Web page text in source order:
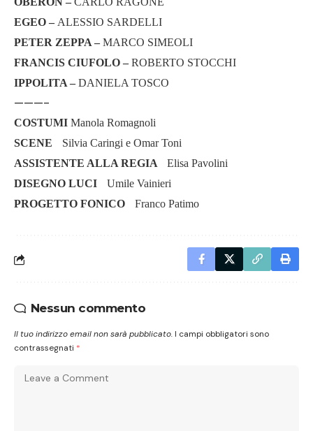
EGEO – ALESSIO SARDELLI
PETER ZEPPA – MARCO SIMEOLI
FRANCIS CIUFOLO – ROBERTO STOCCHI
IPPOLITA – DANIELA TOSCO
———-
COSTUMI Manola Romagnoli
SCENE Silvia Caringi e Omar Toni
ASSISTENTE ALLA REGIA
Elisa Pavolini
DISEGNO LUCI Umile Vainieri
PROGETTO FONICO
Franco Patimo
Nessun commento
Il tuo indirizzo email non sarà pubblicato. I campi obbligatori sono
contrassegnati *